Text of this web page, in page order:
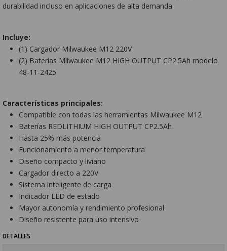
durabilidad incluso en aplicaciones de alta demanda.
Incluye:
(1) Cargador Milwaukee M12 220V
(2) Baterías Milwaukee M12 HIGH OUTPUT CP2.5Ah modelo
48-11-2425
Características principales:
Compatible con todas las herramientas Milwaukee M12
Baterías REDLITHIUM HIGH OUTPUT CP2.5Ah
Hasta 25% más potencia
Funcionamiento a menor temperatura
Diseño compacto y liviano
Cargador directo a 220V
Sistema inteligente de carga
Indicador LED de estado
Mayor autonomía y rendimiento profesional
Diseño resistente para uso intensivo
DETALLES